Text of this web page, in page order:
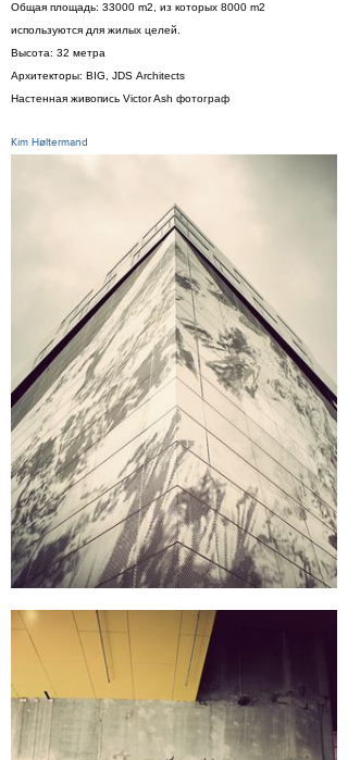
Общая площадь: 33000 m2, из которых 8000 m2
используются для жилых целей.
Высота: 32 метра
Архитекторы: BIG, JDS Architects
Настенная живопись Victor Ash фотограф
Kim Høltermand